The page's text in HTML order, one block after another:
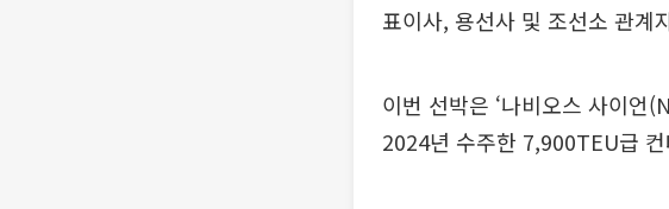
표이사, 용선사 및 조선소 관계
이번 선박은 ‘나비오스 사이언
2024년 수주한 7,900TEU급